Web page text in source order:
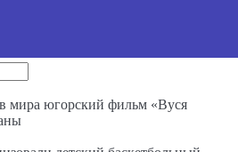
мира югорский фильм «Вуся